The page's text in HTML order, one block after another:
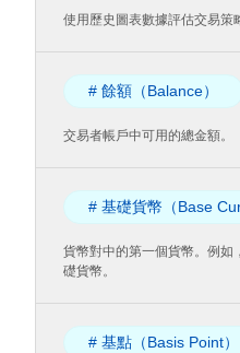
使用歷史圖表數據評估交易策
# 餘額（Balance）
交易者帳戶中可用的總金額。
# 基礎貨幣（Base
貨幣對中的第一個貨幣。例如
礎貨幣。
# 基點（Basis Point）